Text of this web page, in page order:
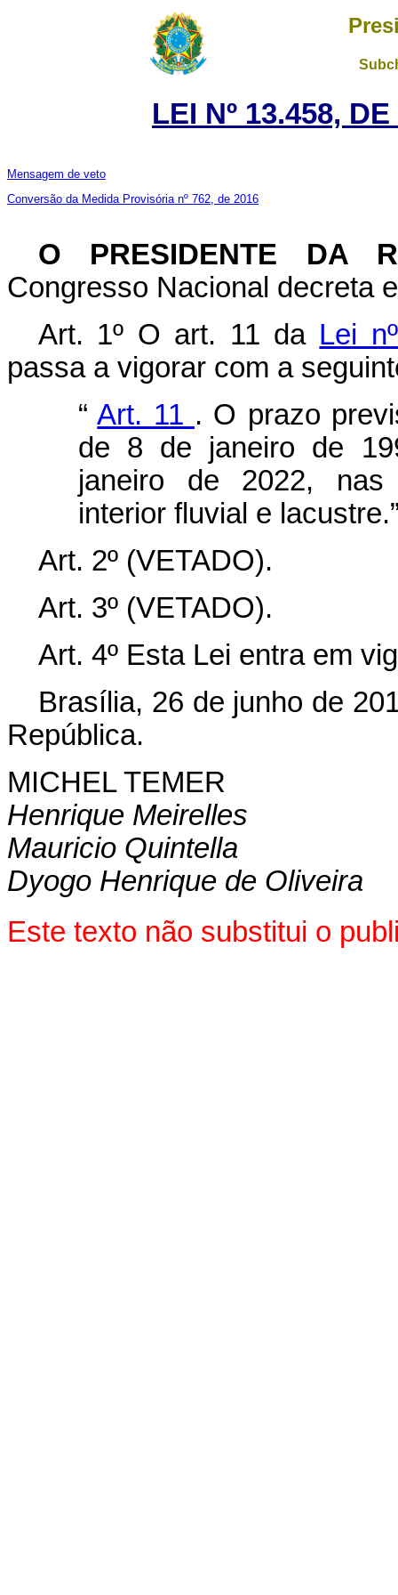
LEI Nº 13.458,
Mensagem de veto
Conversão da Medida Provisória nº 762, de 2016
O PRESIDENTE DA
Congresso Nacional decreta
Art. 1º O art. 11 da Lei
passa a vigorar com a
“Art. 11 . O prazo
de 8 de janeiro de
janeiro de 2022, nas
interior fluvial e
Art. 2º (VETADO).
Art. 3º (VETADO).
Art. 4º Esta Lei entra em
Brasília, 26 de junho de
República.
MICHEL TEMER
Henrique Meirelles
Mauricio Quintella
Dyogo Henrique de Oliveira
Este texto não substitui o